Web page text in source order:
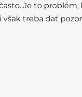
Je to
treba dať